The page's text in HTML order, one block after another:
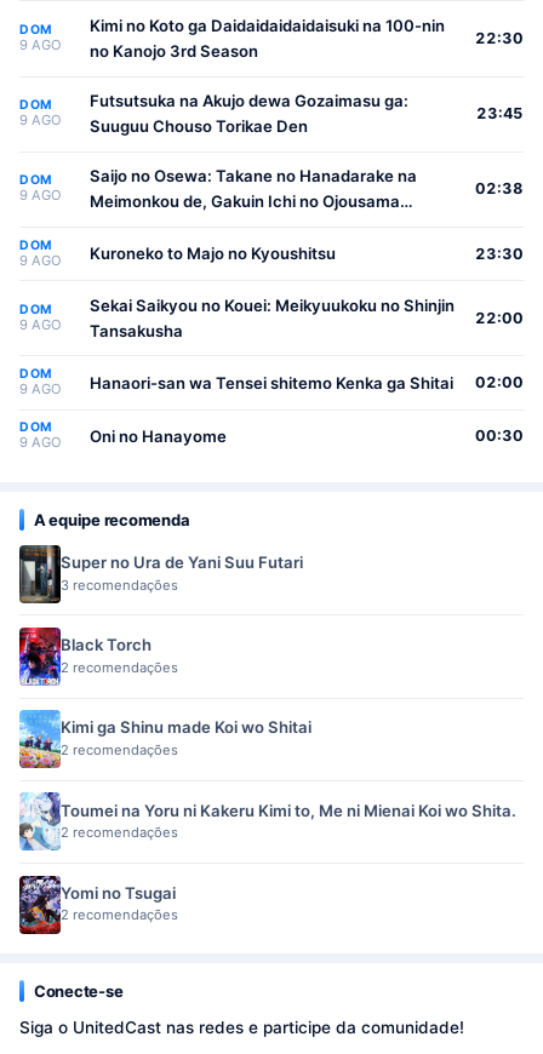
DOM
9 AGO
Kimi no Koto ga Daidaidaidaidaisuki na 100-nin
no Kanojo 3rd Season
22:30
DOM
9 AGO
Futsutsuka na Akujo dewa Gozaimasu ga:
Suuguu Chouso Torikae Den
23:45
DOM
9 AGO
Saijo no Osewa: Takane no Hanadarake na
Meimonkou de, Gakuin Ichi no Ojousama
Osewa suru Koto ni Narimashita
02:38
DOM
9 AGO Kuroneko to Majo no Kyoushitsu 23:30
DOM
9 AGO
Sekai Saikyou no Kouei: Meikyuukoku no Shinjin
Tansakusha
22:00
DOM
9 AGO Hanaori-san wa Tensei shitemo Kenka ga Shitai 02:00
DOM
9 AGO Oni no Hanayome 00:30
A equipe recomenda
Super no Ura de Yani Suu Futari
3 recomendações
Black Torch
2 recomendações
Kimi ga Shinu made Koi wo Shitai
2 recomendações
Toumei na Yoru ni Kakeru Kimi to, Me ni Mienai Koi wo Shita.
2 recomendações
Yomi no Tsugai
2 recomendações
Conecte-se
Siga o UnitedCast nas redes e participe da comunidade!